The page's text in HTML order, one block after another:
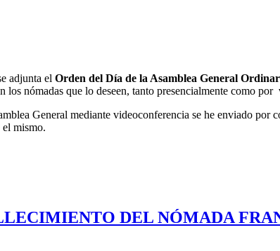
adjunta el Orden del Día de la Asamblea General
los nómadas que lo deseen, tanto presencialmente como
General mediante videoconferencia se he enviado
el mismo.
DEL NÓMADA